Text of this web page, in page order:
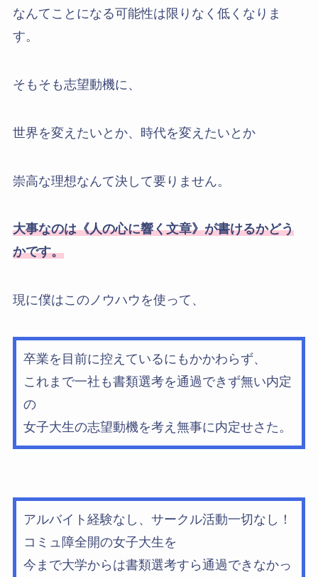
なんてことになる可能性は限りなく低くなりま
す。
そもそも志望動機に、
世界を変えたいとか、時代を変えたいとか
崇高な理想なんて決して要りません。
大事なのは《人の心に響く文章》が書けるかどう
かです。
現に僕はこのノウハウを使って、
卒業を目前に控えているにもかかわらず、
これまで一社も書類選考を通過できず無い内定
の
女子大生の志望動機を考え無事に内定せさた。
アルバイト経験なし、サークル活動一切なし！
コミュ障全開の女子大生を
今まで大学からは書類選考すら通過できなかっ